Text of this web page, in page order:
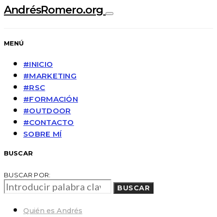
AndrésRomero.org
MENÚ
#INICIO
#MARKETING
#RSC
#FORMACIÓN
#OUTDOOR
#CONTACTO
SOBRE MÍ
BUSCAR
BUSCAR POR:
BUSCAR
Quién es Andrés